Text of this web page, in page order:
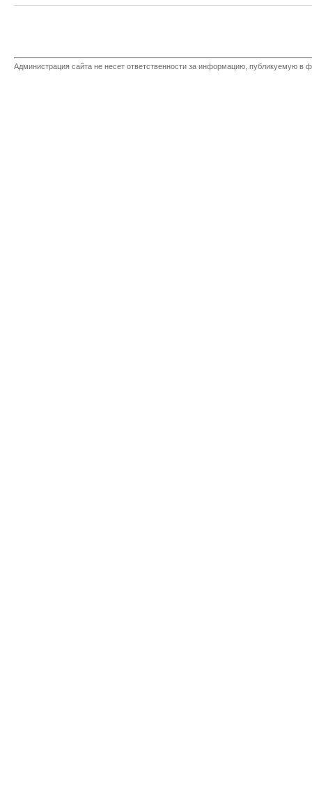
Администрация сайта не несет ответственности за информацию, публикуемую